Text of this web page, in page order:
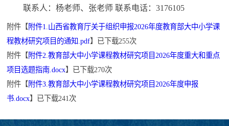
联系人：杨老师、张老师 联系电话：3176105
附件【附件1.山西省教育厅关于组织申报2026年度教育部大中小学课
程教材研究项目的通知.pdf】已下载255次
附件【附件2.教育部大中小学课程教材研究项目2026年度重大和重点
项目选题指南.docx】已下载270次
附件【附件3.教育部大中小学课程教材研究项目2026年度申报
书.docx】已下载241次